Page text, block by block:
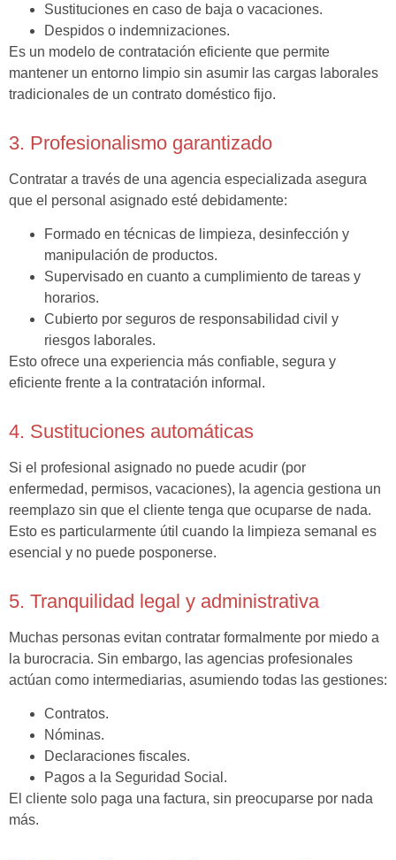
Sustituciones en caso de baja o vacaciones.
Despidos o indemnizaciones.
Es un modelo de contratación eficiente que permite
mantener un entorno limpio sin asumir las cargas laborales
tradicionales de un contrato doméstico fijo.
3. Profesionalismo garantizado
Contratar a través de una agencia especializada asegura
que el personal asignado esté debidamente:
Formado en técnicas de limpieza, desinfección y
manipulación de productos.
Supervisado en cuanto a cumplimiento de tareas y
horarios.
Cubierto por seguros de responsabilidad civil y
riesgos laborales.
Esto ofrece una experiencia más confiable, segura y
eficiente frente a la contratación informal.
4. Sustituciones automáticas
Si el profesional asignado no puede acudir (por
enfermedad, permisos, vacaciones), la agencia gestiona un
reemplazo sin que el cliente tenga que ocuparse de nada.
Esto es particularmente útil cuando la limpieza semanal es
esencial y no puede posponerse.
5. Tranquilidad legal y administrativa
Muchas personas evitan contratar formalmente por miedo a
la burocracia. Sin embargo, las agencias profesionales
actúan como intermediarias, asumiendo todas las gestiones:
Contratos.
Nóminas.
Declaraciones fiscales.
Pagos a la Seguridad Social.
El cliente solo paga una factura, sin preocuparse por nada
más.